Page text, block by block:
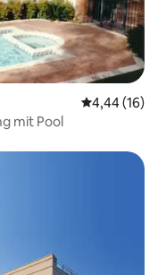
4,44 (16)
mit Pool